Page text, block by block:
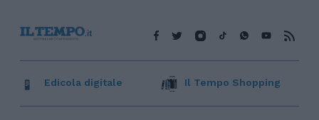
Edicola digitale Il Tempo Shopping